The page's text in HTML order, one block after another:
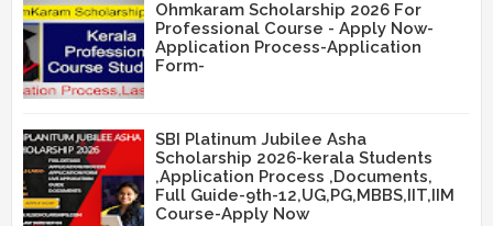
Ohmkaram Scholarship 2026 For
Professional Course - Apply Now-
Application Process-Application
Form-
SBI Platinum Jubilee Asha
Scholarship 2026-kerala Students
,Application Process ,Documents,
Full Guide-9th-12,UG,PG,MBBS,IIT,IIM
Course-Apply Now